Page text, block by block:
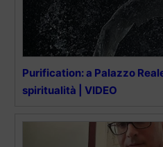
Purification: a Palazzo
spiritualità | VIDEO